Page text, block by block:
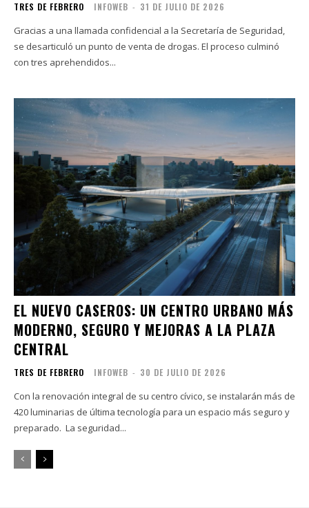
TRES DE FEBRERO INFOWEB - 31 DE JULIO DE 2026
Gracias a una llamada confidencial a la Secretaría de Seguridad,
se desarticuló un punto de venta de drogas. El proceso culminó
con tres aprehendidos...
EL NUEVO CASEROS: UN CENTRO URBANO MÁS
MODERNO, SEGURO Y MEJORAS A LA PLAZA
CENTRAL
TRES DE FEBRERO INFOWEB - 30 DE JULIO DE 2026
Con la renovación integral de su centro cívico, se instalarán más de
420 luminarias de última tecnología para un espacio más seguro y
preparado. La seguridad...